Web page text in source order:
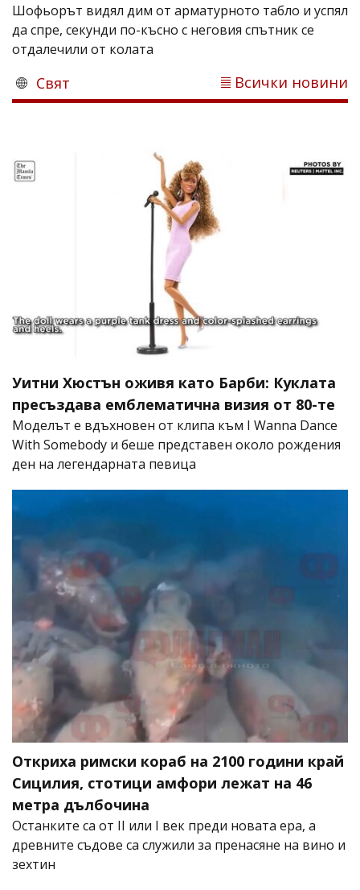
Шофьорът видял дим от арматурното табло и успял
да спре, секунди по-късно с неговия спътник се
отдалечили от колата
Свят Всички новини
Уитни Хюстън оживя като Барби: Куклата
пресъздава емблематична визия от 80-те
Моделът е вдъхновен от клипа към I Wanna Dance
With Somebody и беше представен около рождения
ден на легендарната певица
Откриха римски кораб на 2100 години край
Сицилия, стотици амфори лежат на 46
метра дълбочина
Останките са от II или I век преди новата ера, а
древните съдове са служили за пренасяне на вино и
зехтин